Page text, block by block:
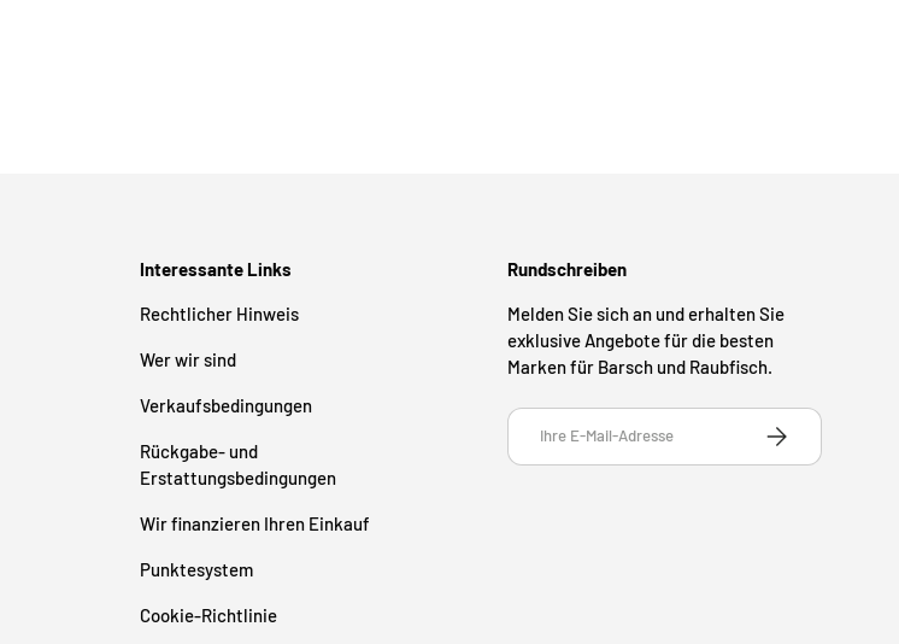
Interessante Links
Rechtlicher Hinweis
Wer wir sind
Verkaufsbedingungen
Rückgabe- und
Erstattungsbedingungen
Wir finanzieren Ihren Einkauf
Punktesystem
Cookie-Richtlinie
Rundschreiben
Melden Sie sich an und erhalten Sie
exklusive Angebote für die besten
Marken für Barsch und Raubfisch.
E-Mail
ABONNIEREN